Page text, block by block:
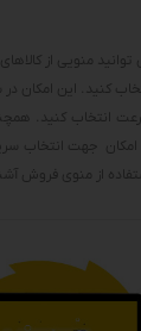
توانید منویی از
کنید. این امکان
سرعت انتخاب کنید.
جهت انتخاب
از منوی فروش